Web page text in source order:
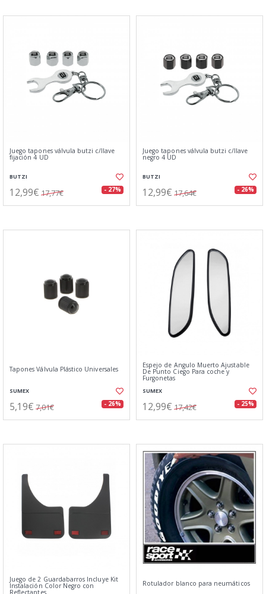
Juego tapones válvula butzi c/llave
fijación 4 UD
BUTZI
12,99€ 17,77€ - 27%
Juego tapones válvula butzi c/llave
negro 4 UD
BUTZI
12,99€ 17,64€ - 26%
Tapones Válvula Plástico Universales
SUMEX
5,19€ 7,01€ - 26%
Espejo de Angulo Muerto Ajustable
De Punto Ciego Para coche y
Furgonetas
SUMEX
12,99€ 17,42€ - 25%
Juego de 2 Guardabarros Incluye Kit
Instalación Color Negro con
Reflectantes
Rotulador blanco para neumáticos